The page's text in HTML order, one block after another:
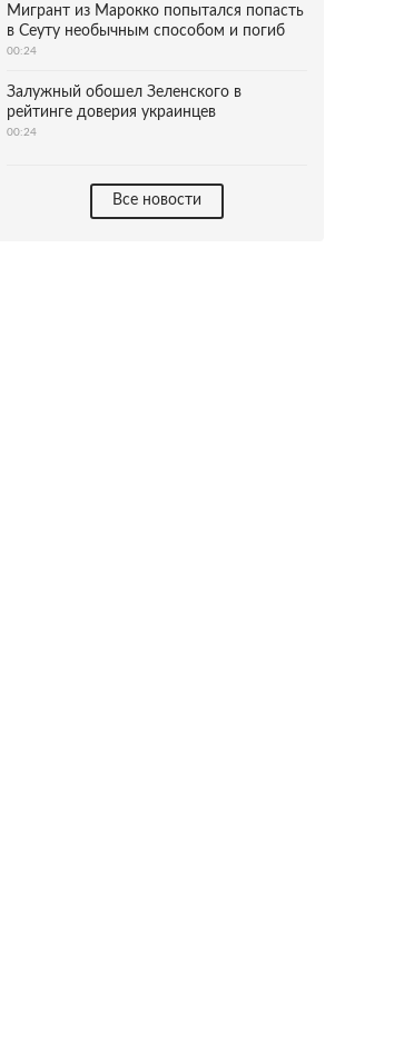
Мигрант из Марокко попытался попасть
в Сеуту необычным способом и погиб
00:24
Залужный обошел Зеленского в
рейтинге доверия украинцев
00:24
Все новости